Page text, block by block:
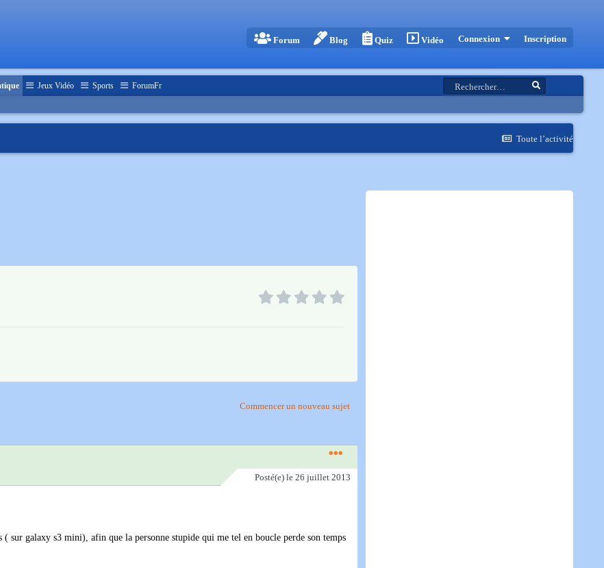
Forum Blog Quiz Vidéo Connexion Inscription
Jeux Vidéo Sports ForumFr
Toute l’activité
Commencer un nouveau sujet
Posté(e) le 26 juillet 2013
sur galaxy s3 mini), afin que la personne stupide qui me tel en boucle perde son temps